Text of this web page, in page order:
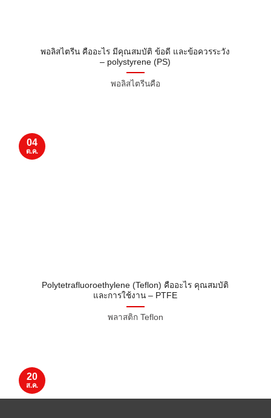
พอลิสไตรีน คืออะไร มีคุณสมบัติ ข้อดี และข้อควรระวัง
– polystyrene (PS)
พอลิสไตรีนคือ
Polytetrafluoroethylene (Teflon) คืออะไร คุณสมบัติ
และการใช้งาน – PTFE
พลาสติก Teflon
04
ต.ค.
20
ส.ค.